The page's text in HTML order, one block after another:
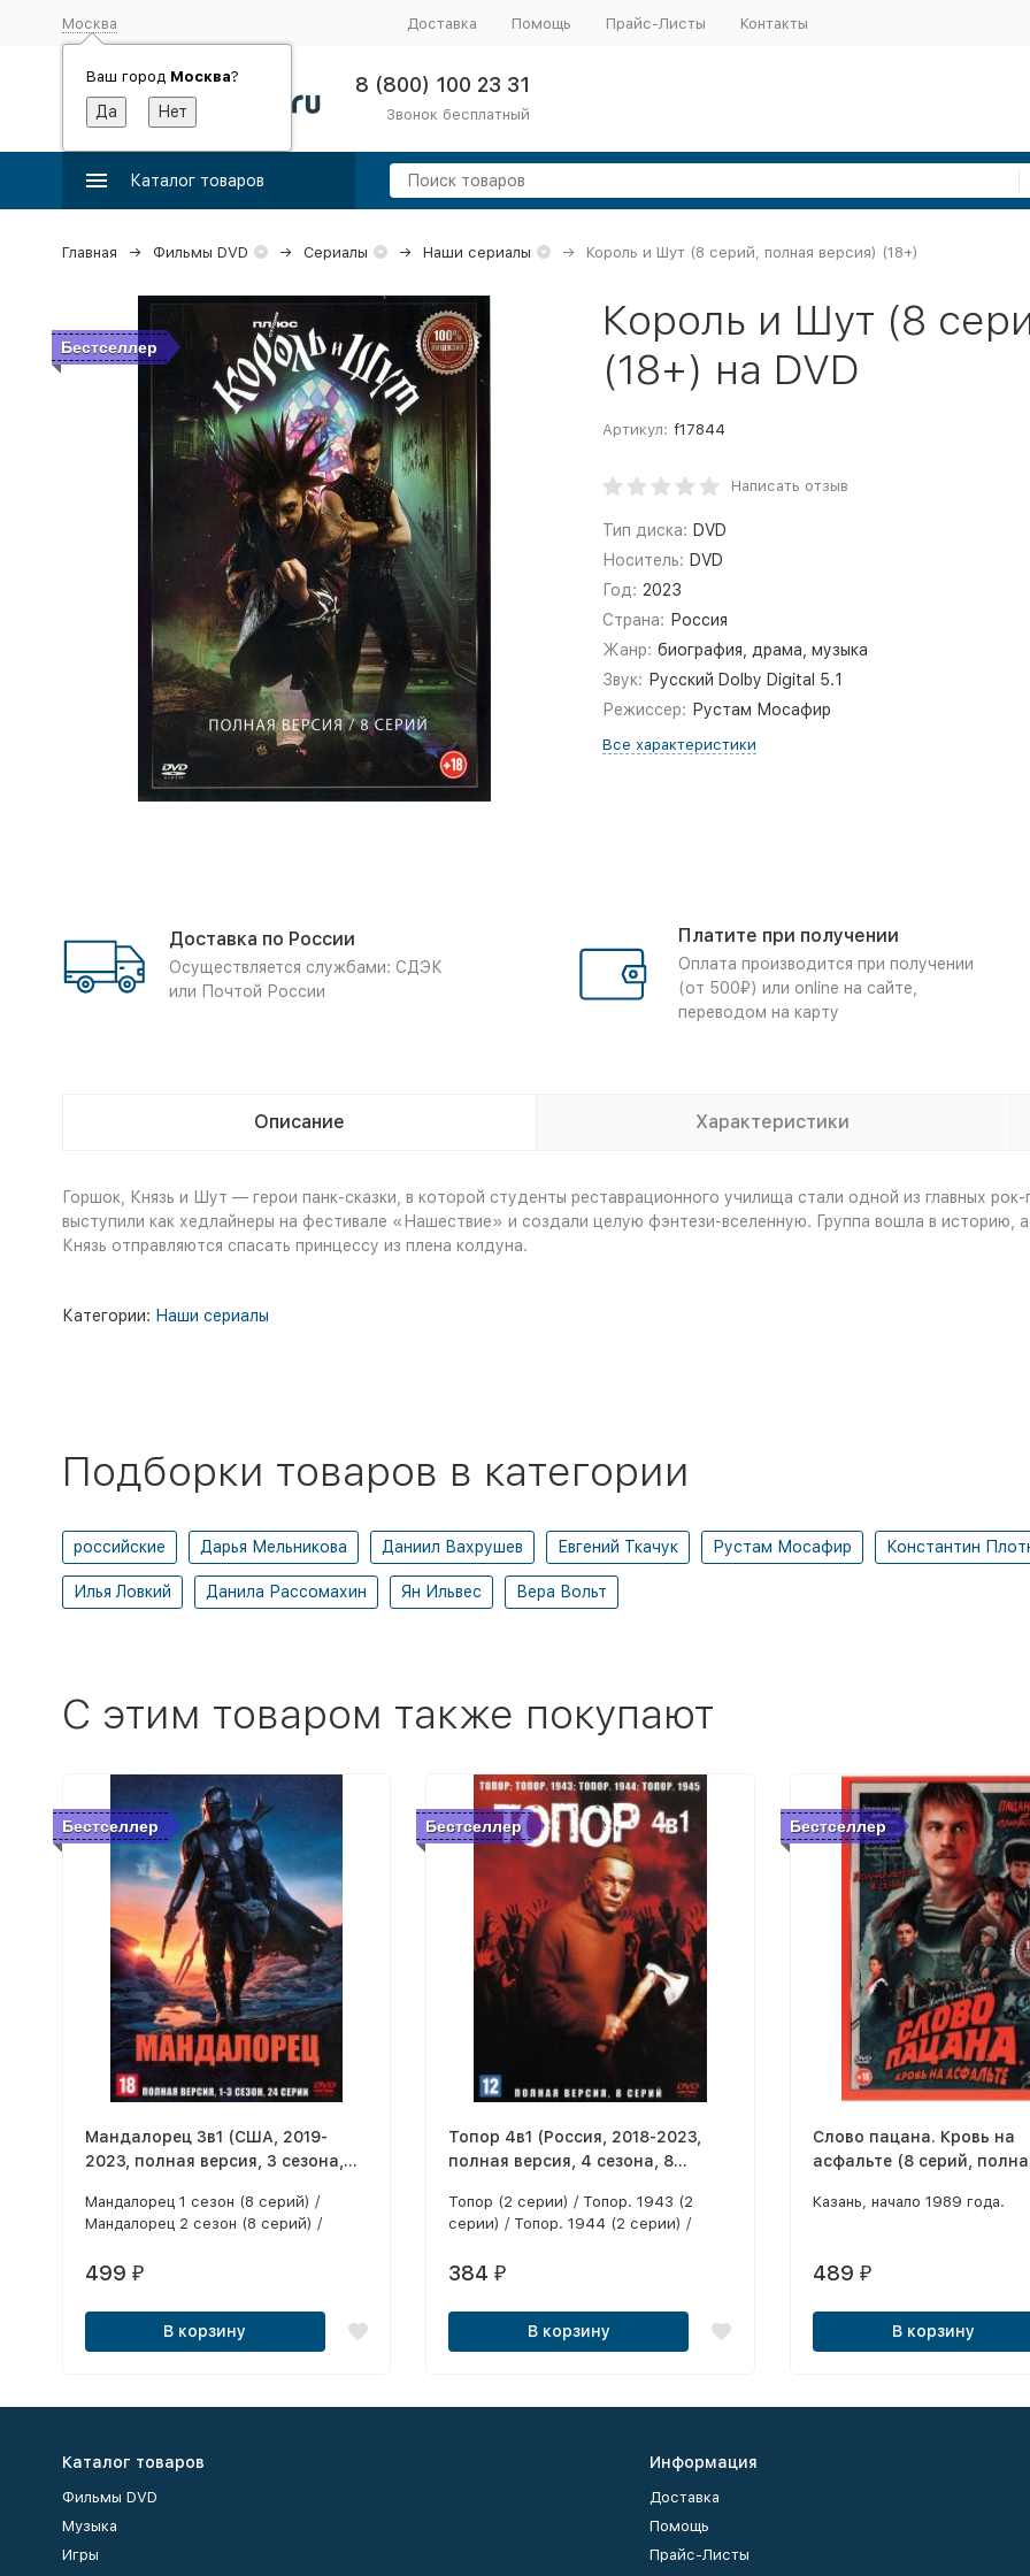
Москва
Ваш город Москва?
Доставка Помощь Прайс-Листы Контакты
8 (800) 100 23 31
Звонок бесплатный
Каталог товаров
Главная Фильмы DVD Сериалы Наши сериалы Король и Шут (8 серий, полная версия) (18+)
Бестселлер
Король и Шут (8
(18+) на DVD
Артикул: f17844
Написать отзыв
Тип диска: DVD
Носитель: DVD
Год: 2023
Страна: Россия
Жанр: биография, драма, музыка
Звук: Русский Dolby Digital 5.1
Режиссер: Рустам Мосафир
Все характеристики
Доставка по России
Осуществляется службами: СДЭК
или Почтой России
Платите при получении
Оплата производится при получении
(от 500₽) или online на сайте,
переводом на карту
Описание Характеристики
Горшок, Князь и Шут — герои панк-сказки, в которой студенты реставрационного училища стали одной из главных
выступили как хедлайнеры на фестивале «Нашествие» и создали целую фэнтези-вселенную. Группа вошла в историю,
Князь отправляются спасать принцессу из плена колдуна.
Категории: Наши сериалы
Подборки товаров в категории
российские Дарья Мельникова Даниил Вахрушев Евгений Ткачук Рустам Мосафир Константин
Илья Ловкий Данила Рассомахин Ян Ильвес Вера Вольт
C этим товаром также покупают
Бестселлер
Мандалорец 3в1 (США, 2019-
2023, полная версия, 3 сезона,
Мандалорец 1 сезон (8 серий) /
Мандалорец 2 сезон (8 серий) /
499 ₽
В корзину
Бестселлер
Топор 4в1 (Россия, 2018-2023,
полная версия, 4 сезона, 8
Топор (2 серии) / Топор. 1943 (2
серии) / Топор. 1944 (2 серии) /
384₽
В корзину
Бестселлер
Слово пацана. Кровь на
асфальте (8 серий,
Казань, начало 1989 года.
489 ₽
В корзину
Каталог товаров
Фильмы DVD
Музыка
Игры
Информация
Доставка
Помощь
Прайс-Листы